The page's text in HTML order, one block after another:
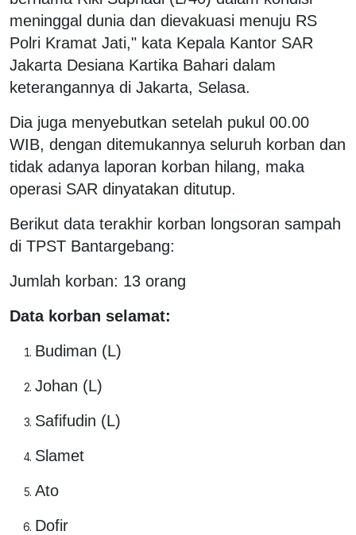
meninggal dunia dan dievakuasi menuju RS
Polri Kramat Jati," kata Kepala Kantor SAR
Jakarta Desiana Kartika Bahari dalam
keterangannya di Jakarta, Selasa.
Dia juga menyebutkan setelah pukul 00.00
WIB, dengan ditemukannya seluruh korban dan
tidak adanya laporan korban hilang, maka
operasi SAR dinyatakan ditutup.
Berikut data terakhir korban longsoran sampah
di TPST Bantargebang:
Jumlah korban: 13 orang
Data korban selamat:
Budiman (L)
Johan (L)
Safifudin (L)
Slamet
Ato
Dofir